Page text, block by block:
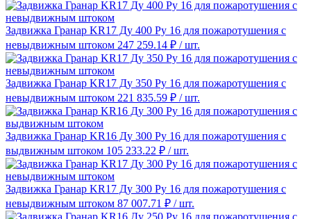
Задвижка Гранар KR17 Ду 400 Ру 16 для пожаротушения с
невыдвижным штоком 247 259.14 ₽ / шт.
Задвижка Гранар KR17 Ду 350 Ру 16 для пожаротушения с
невыдвижным штоком 221 835.59 ₽ / шт.
Задвижка Гранар KR16 Ду 300 Ру 16 для пожаротушения с
выдвижным штоком 105 233.22 ₽ / шт.
Задвижка Гранар KR17 Ду 300 Ру 16 для пожаротушения с
невыдвижным штоком 87 007.71 ₽ / шт.